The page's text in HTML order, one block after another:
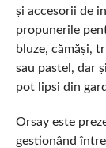
și accesorii de
propunerile
bluze, cămăși,
sau pastel, dar
pot lipsi din
Orsay este
gestionând